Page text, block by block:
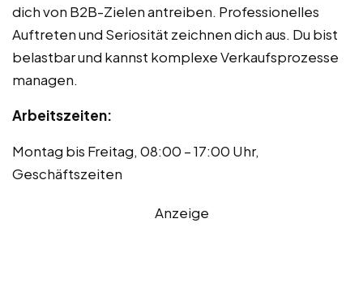
dich von B2B-Zielen antreiben. Professionelles
Auftreten und Seriosität zeichnen dich aus. Du bist
belastbar und kannst komplexe Verkaufsprozesse
managen.
Arbeitszeiten:
Montag bis Freitag, 08:00 – 17:00 Uhr,
Geschäftszeiten
Anzeige